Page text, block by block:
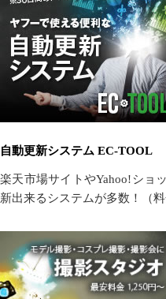
自動更新システム EC-TOOL
楽天市場サイトやYahoo!ショ
新出来るシステムが多数！（料